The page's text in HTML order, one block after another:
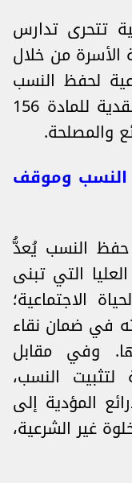
تتحرى تدارس
من خلال
لحفظ النسب
وموقف المشرع، ثم القراءة النقدية للمادة 156
والمصلحة.
النسب وموقف
النسب يُعدُّ
التي تبنى
الاجتماعية؛
في ضمان نقاء
وفي مقابل
النسب،
المؤدية إلى
غير الشرعية،